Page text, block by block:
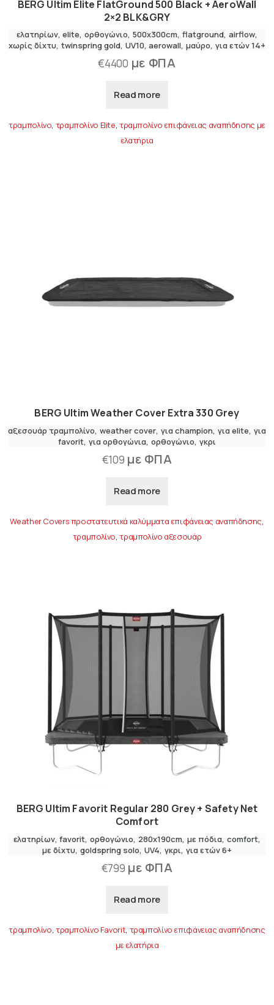
BERG Ultim Elite FlatGround 500 Black + AeroWall
2×2 BLK&GRY
ελατηρίων elite ορθογώνιο 500x300cm flatground airflow
χωρίς δίχτυ twinspring gold UV10 aerowall μαύρο για ετών 14+
€4400 με ΦΠΑ
Read more
τραμπολίνο, τραμπολίνο Elite, τραμπολίνο επιφάνειας αναπήδησης με
ελατήρια
BERG Ultim Weather Cover Extra 330 Grey
αξεσουάρ τραμπολίνο weather cover για champion, για elite, για
favorit,για ορθογώνια ορθογώνιο γκρι
€109 με ΦΠΑ
Read more
Weather Covers προστατευτικά καλύμματα επιφάνειας αναπήδησης,
τραμπολίνο,τραμπολίνο αξεσουάρ
BERG Ultim Favorit Regular 280 Grey + Safety Net
Comfort
ελατηρίων favorit ορθογώνιο 280x190cm με πόδια comfort,
με δίχτυ goldspring solo UV4 γκρι για ετών 6+
€799 με ΦΠΑ
Read more
τραμπολίνο, τραμπολίνο Favorit, τραμπολίνο επιφάνειας αναπήδησης
με ελατήρια